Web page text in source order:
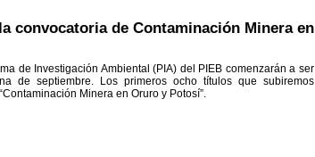
convocatoria de Contaminación Minera en
de Investigación Ambiental (PIA) del PIEB comenzarán a ser
de septiembre. Los primeros ocho títulos que subiremos
Minera en Oruro y Potosí”.